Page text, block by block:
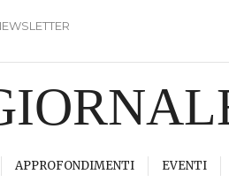
APPROFONDIMENTI EVENTI